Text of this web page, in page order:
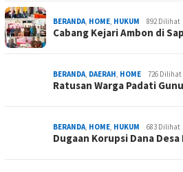
BERANDA, HOME, HUKUM 892 Dilihat
Cabang Kejari Ambon di
BERANDA, DAERAH, HOME 726 Dilihat
Ratusan Warga Padati
BERANDA, HOME, HUKUM 683 Dilihat
Dugaan Korupsi Dana